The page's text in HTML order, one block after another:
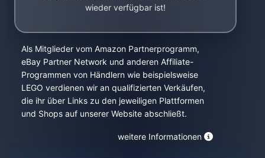
wieder verfügbar ist!
Als Mitglieder vom Amazon Partnerprogramm,
eBay Partner Network und anderen Affiliate-
Programmen von Händlern wie beispielsweise
LEGO verdienen wir an qualifizierten Verkäufen,
die ihr über Links zu den jeweiligen Plattformen
und Shops auf unserer Website abschließt.
weitere Informationen